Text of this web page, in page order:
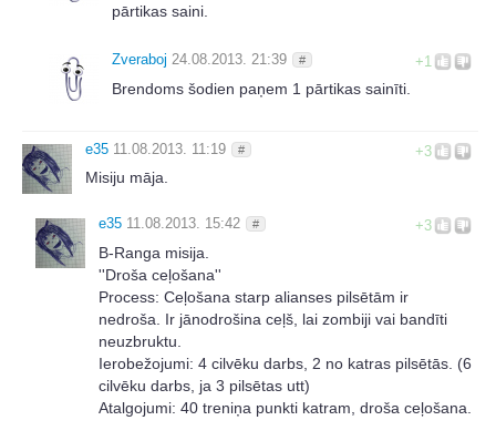
pārtikas saini.
+1
Zveraboj 24.08.2013. 21:39 #
Brendoms šodien paņem 1 pārtikas sainīti.
+3
e35 11.08.2013. 11:19 #
Misiju māja.
+3
e35 11.08.2013. 15:42 #
B-Ranga misija.
''Droša ceļošana''
Process: Ceļošana starp alianses pilsētām ir
nedroša. Ir jānodrošina ceļš, lai zombiji vai bandīti
neuzbruktu.
Ierobežojumi: 4 cilvēku darbs, 2 no katras pilsētās. (6
cilvēku darbs, ja 3 pilsētas utt)
Atalgojumi: 40 treniņa punkti katram, droša ceļošana.